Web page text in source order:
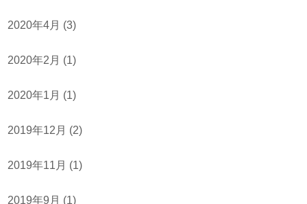
2020年4月 (3)
2020年2月 (1)
2020年1月 (1)
2019年12月 (2)
2019年11月 (1)
2019年9月 (1)